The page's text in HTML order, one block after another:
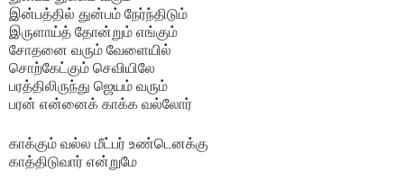
இன்பத்தில் துன்பம் நேர்ந்திடும்
இருளாய்த் தோன்றும் எங்கும்
சோதனை வரும் வேளையில்
சொற்கேட்கும் செவியிலே
பரத்திலிருந்து ஜெயம் வரும்
பரன் என்னைக் காக்க வல்லோர்
காக்கும் வல்ல மீட்பர் உண்டெனக்கு
காத்திடுவார் என்றுமே